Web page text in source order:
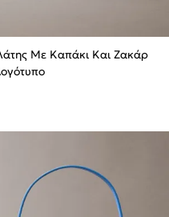
Με Καπάκι Και Ζακάρ